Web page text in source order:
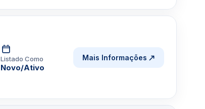
Listado Como
Novo/Ativo
Mais Informações